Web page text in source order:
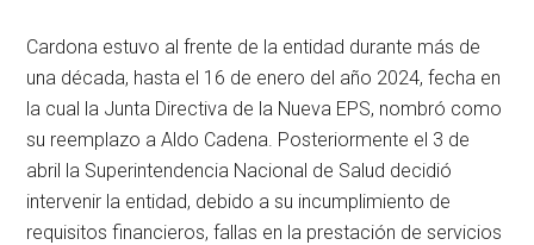
Cardona estuvo al frente de la entidad durante más de
una década, hasta el 16 de enero del año 2024, fecha en
la cual la Junta Directiva de la Nueva EPS, nombró como
su reemplazo a Aldo Cadena. Posteriormente el 3 de
abril la Superintendencia Nacional de Salud decidió
intervenir la entidad, debido a su incumplimiento de
requisitos financieros, fallas en la prestación de servicios